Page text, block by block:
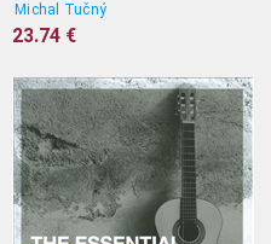
Michal Tučný
23.74 €